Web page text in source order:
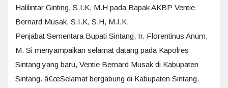
Halilintar Ginting, S.I.K, M.H pada Bapak AKBP Ventie
Bernard Musak, S.I.K, S.H, M.I.K.
Penjabat Sementara Bupati Sintang, Ir. Florentinus Anum,
M. Si menyampaikan selamat datang pada Kapolres
Sintang yang baru, Ventie Bernard Musak di Kabupaten
Sintang. â€œSelamat bergabung di Kabupaten Sintang.